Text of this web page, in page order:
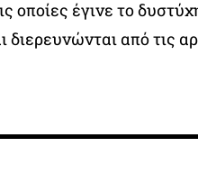
οποίες έγινε το
διερευνώνται από τις